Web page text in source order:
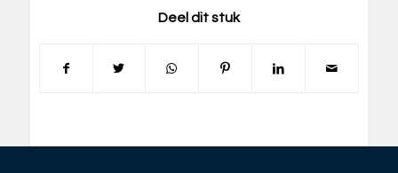
Deel dit stuk